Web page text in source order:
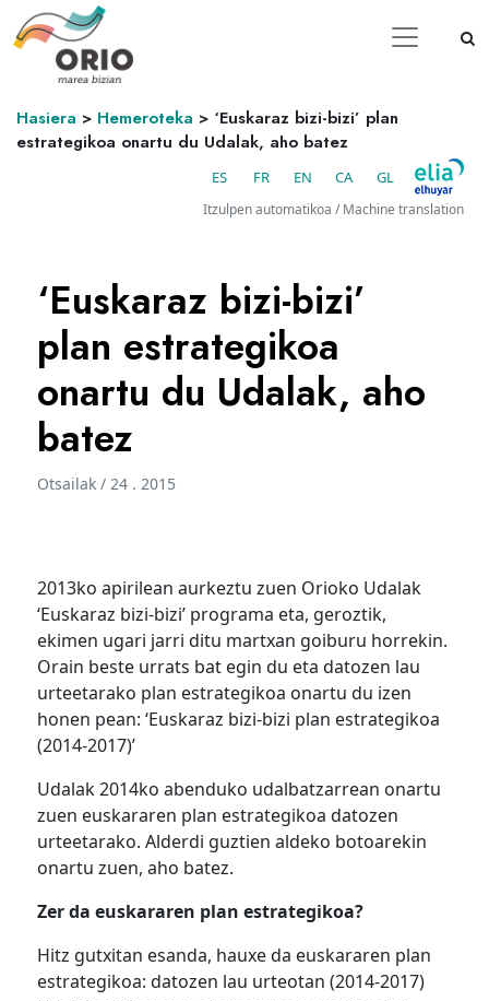
Hasiera > Hemeroteka > ‘Euskaraz bizi-bizi’ plan
estrategikoa onartu du Udalak, aho batez
ES FR EN CA GL
Itzulpen automatikoa / Machine translation
‘Euskaraz bizi-bizi’
plan estrategikoa
onartu du Udalak, aho
batez
Otsailak / 24 . 2015
2013ko apirilean aurkeztu zuen Orioko Udalak
‘Euskaraz bizi-bizi’ programa eta, geroztik,
ekimen ugari jarri ditu martxan goiburu horrekin.
Orain beste urrats bat egin du eta datozen lau
urteetarako plan estrategikoa onartu du izen
honen pean: ‘Euskaraz bizi-bizi plan estrategikoa
(2014-2017)’
Udalak 2014ko abenduko udalbatzarrean onartu
zuen euskararen plan estrategikoa datozen
urteetarako. Alderdi guztien aldeko botoarekin
onartu zuen, aho batez.
Zer da euskararen plan estrategikoa?
Hitz gutxitan esanda, hauxe da euskararen plan
estrategikoa: datozen lau urteotan (2014-2017)